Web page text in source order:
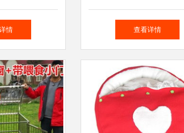
零售服务
情
您的宠物提供最贴心
查看详情